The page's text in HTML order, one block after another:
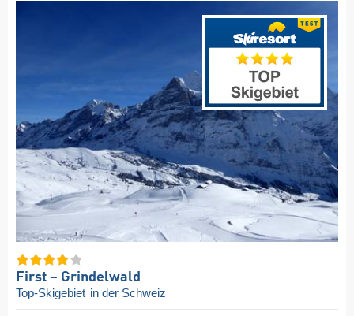
First – Grindelwald
Top-Skigebiet in der Schweiz